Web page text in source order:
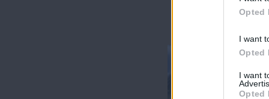
Opted
I want
Opted
I want
Opted